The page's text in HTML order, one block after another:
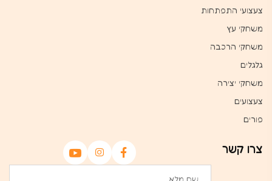
צעצועי התפתחות
משחקי עץ
משחקי הרכבה
גלגלים
משחקי יצירה
צעצועים
פורים
צרו קשר